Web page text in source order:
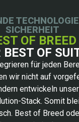
SICHERHEIT
OF BREED
BEST OF
für jeden
wir nicht auf
entwickeln
Stack. Somit
Best of Breed